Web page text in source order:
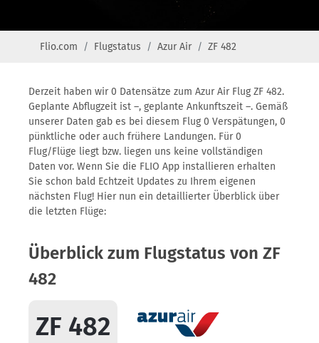
Flio.com Flugstatus Azur Air ZF 482
Derzeit haben wir 0 Datensätze zum Azur Air Flug ZF 482.
Geplante Abflugzeit ist –, geplante Ankunftszeit –. Gemäß
unserer Daten gab es bei diesem Flug 0 Verspätungen, 0
pünktliche oder auch frühere Landungen. Für 0
Flug/Flüge liegt bzw. liegen uns keine vollständigen
Daten vor. Wenn Sie die FLIO App installieren erhalten
Sie schon bald Echtzeit Updates zu Ihrem eigenen
nächsten Flug! Hier nun ein detaillierter Überblick über
die letzten Flüge:
Überblick zum Flugstatus von ZF
482
ZF 482